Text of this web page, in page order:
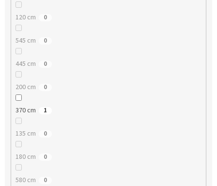
120 cm 0
545 cm 0
445 cm 0
200 cm 0
370 cm 1
135 cm 0
180 cm 0
580 cm 0